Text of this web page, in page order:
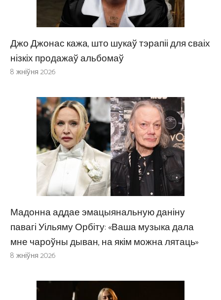
Джо Джонас кажа, што шукаў тэрапіі для сваіх
нізкіх продажаў альбомаў
8 жніўня 2026
Мадонна аддае эмацыянальную даніну
павагі Уільяму Орбіту: «Ваша музыка дала
мне чароўны дыван, на якім можна лятаць»
8 жніўня 2026